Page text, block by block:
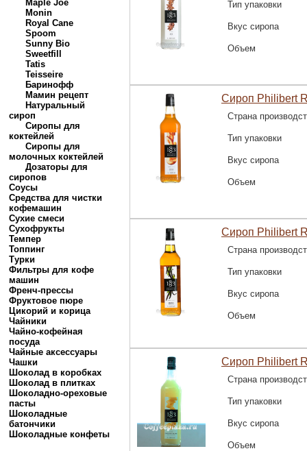
Maple Joe
Monin
Royal Cane
Spoom
Sunny Bio
Sweetfill
Tatis
Teisseire
Баринофф
Мамин рецепт
Натуральный
сироп
Сиропы для
коктейлей
Сиропы для
молочных коктейлей
Дозаторы для
сиропов
Соусы
Средства для чистки
кофемашин
Сухие смеси
Сухофрукты
Темпер
Топпинг
Турки
Фильтры для кофе
машин
Френч-прессы
Фруктовое пюре
Цикорий и корица
Чайники
Чайно-кофейная
посуда
Чайные аксессуары
Чашки
Шоколад в коробках
Шоколад в плитках
Шоколадно-ореховые
пасты
Шоколадные
батончики
Шоколадные конфеты
Тип упаковки
Вкус сиропа
Объем
Сироп Philibert
Страна
Тип упаковки
Вкус сиропа
Объем
Сироп Philibert
Страна
Тип упаковки
Вкус сиропа
Объем
Сироп Philibert
Страна
Тип упаковки
Вкус сиропа
Объем